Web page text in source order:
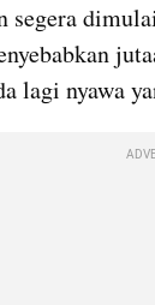
segera
lagi nyawa